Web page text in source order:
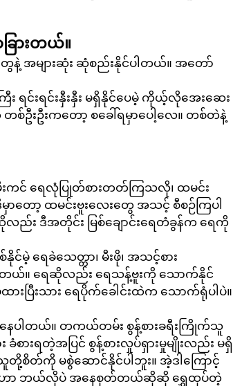
ားတယ်။
နဲ့ အများဆုံး ဆုံစည်းနိုင်ပါတယ်။ အတော်
း ရင်းရင်းနှီးနှီး မရှိနိုင်ပေမဲ့ ကိုယ့်လိုအေးဆေး
းဦးကတော့ စခေါ်ရမှာပေါ့လေ။ တစ်တဲနဲ့
မီးကင် ရေလုံပြုတ်စားတတ်ကြသလို၊ ထမင်း
ော့ ထမင်းဗူးလေးတွေ အသင့် စီစဉ်ကြပါ
လည်း ဒီအတိုင်း မြစ်ချောင်းရေတံခွန်က ရေကို
င်မဲ့ ရေခဲသေတ္တာ၊ မီးဖို၊ အသင့်စား
တယ်။ ရေဆိုလည်း ရေသန့်ဗူးကို သောက်နိုင်
ပြီးသား ရေပိုက်ခေါင်းထဲက သောက်ရုံပါပဲ။
ရှိနေပါတယ်။ တကယ်တမ်း စွန့်စားခရီးကြိုက်သူ
စားရတဲ့အပြင် စွန့်စားလှုပ်ရှားမှုမျိုးလည်း မရှိ
စိတ်ကို မစွဲဆောင်နိုင်ပါဘူး။ အဲ့ဒါကြောင့်
ဟာ ဘယ်လိုပဲ အနေစုတ်တယ်ဆိုဆို ရွှေထုပ်တဲ့